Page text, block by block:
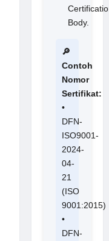
Body.
🔎
Contoh
Nomor
Sertifikat:
•
DFN-
ISO9001-
2024-
04-
21
(ISO
9001:2015)
•
DFN-